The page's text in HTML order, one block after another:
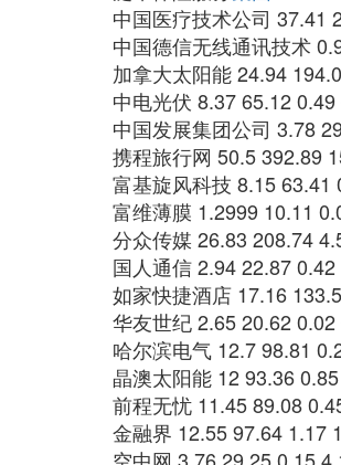
中国医疗技术公司 37.41
中国德信无线通讯技术
加拿大太阳能 24.94
中电光伏 8.37 65.12
中国发展集团公司 3.78
携程旅行网 50.5 392.89
富基旋风科技 8.15 63.41
富维薄膜 1.2999 10.11
分众传媒 26.83 208.74
国人通信 2.94 22.87
如家快捷酒店 17.16
华友世纪 2.65 20.62
哈尔滨电气 12.7 98.81
晶澳太阳能 12 93.36
前程无忧 11.45 89.08
金融界 12.55 97.64 1.17